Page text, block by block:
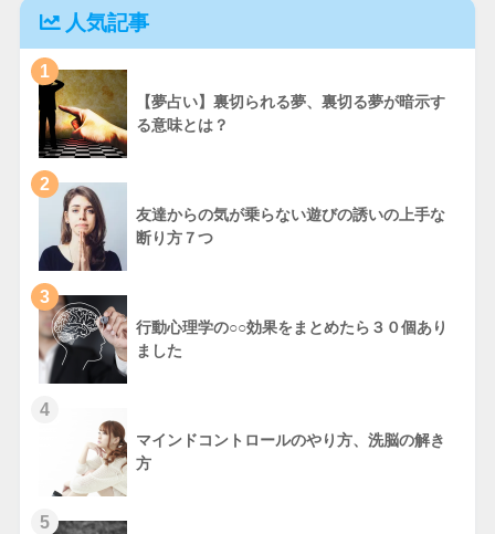
人気記事
1
【夢占い】裏切られる夢、裏切る夢が暗示す
る意味とは？
2
友達からの気が乗らない遊びの誘いの上手な
断り方７つ
3
行動心理学の○○効果をまとめたら３０個あり
ました
4
マインドコントロールのやり方、洗脳の解き
方
5